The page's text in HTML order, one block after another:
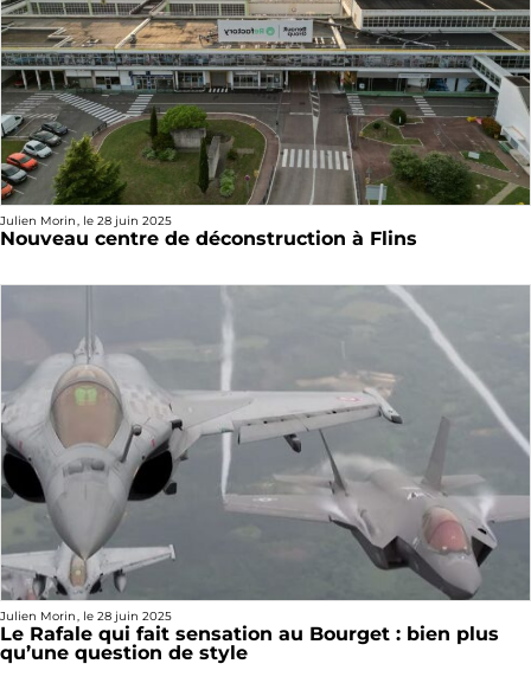
Julien Morin, le 28 juin 2025
Nouveau centre de déconstruction à Flins
Julien Morin, le 28 juin 2025
Le Rafale qui fait sensation au Bourget : bien plus
qu’une question de style